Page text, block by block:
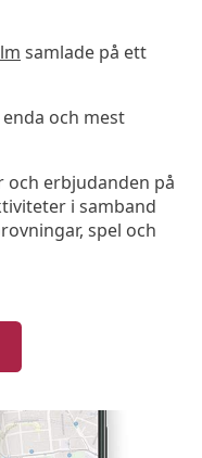
samlade på ett
och mest
och erbjudanden på
i samband
spel och